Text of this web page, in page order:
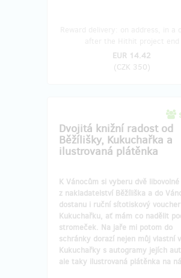
EUR 14.42
(CZK 350)
Dvojitá knižní radost od
Běžílišky, Kukuchařka a
ilustrovaná plátěnka
K Vánocům si vyberu dvě
z nakladatelství Běžíliška a do
dostanu i ruční sítotiskový
Kukuchařku, ať mám co nadělit
stromeček. Na jaře mi potom do
schránky dorazí nejen můj vlastní
Kukuchařky s autogramy jejích
ale taky ilustrovaná plátěnka na